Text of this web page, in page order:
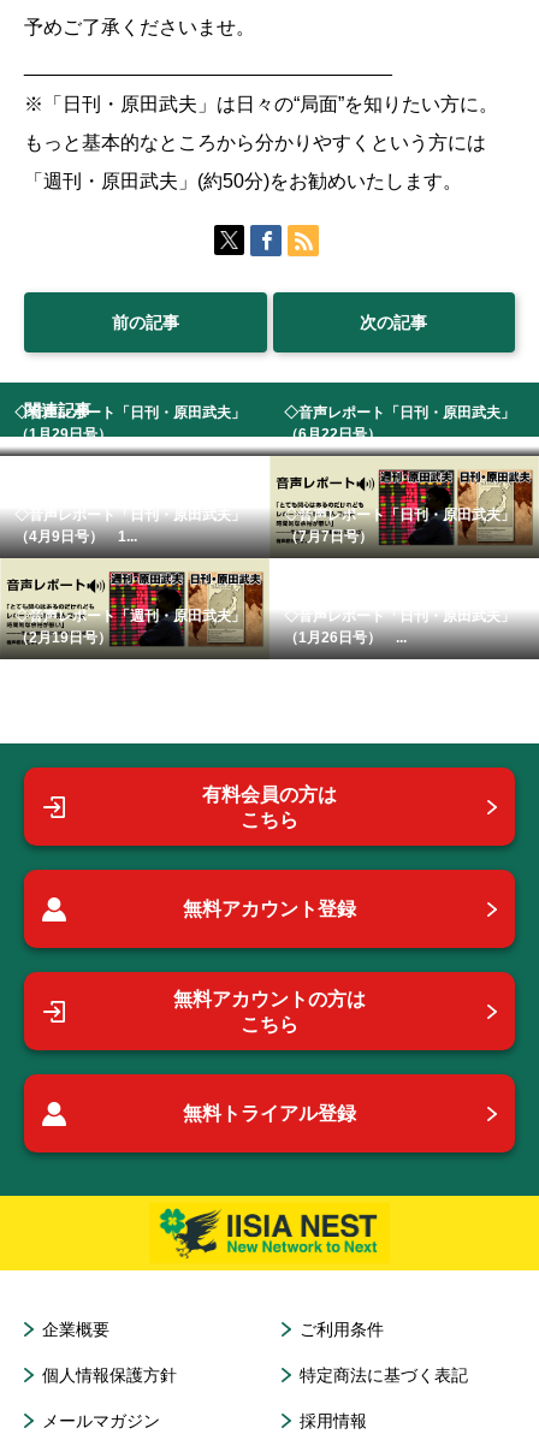
予めご了承くださいませ。
※「日刊・原田武夫」は日々の“局面”を知りたい方に。
もっと基本的なところから分かりやすくという方には
「週刊・原田武夫」(約50分)をお勧めいたします。
前の記事 次の記事
関連記事
◇音声レポート「日刊・原田武夫」
（1月29日号） ...
◇音声レポート「日刊・原田武夫」
（6月22日号） ...
◇音声レポート「日刊・原田武夫」
（4月9日号） 1...
◇音声レポート「日刊・原田武夫」
（7月7日号）
◇音声レポート「週刊・原田武夫」
（2月19日号）
◇音声レポート「日刊・原田武夫」
（1月26日号） ...
有料会員の方は
こちら
無料アカウント登録
無料アカウントの方は
こちら
無料トライアル登録
企業概要 ご利用条件
個人情報保護方針 特定商法に基づく表記
メールマガジン 採用情報